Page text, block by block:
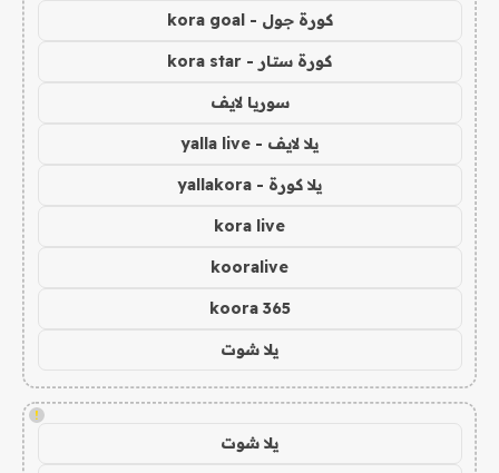
كورة جول - kora goal
كورة ستار - kora star
سوريا لايف
يلا لايف - yalla live
يلا كورة - yallakora
kora live
kooralive
koora 365
يلا شوت
!
يلا شوت